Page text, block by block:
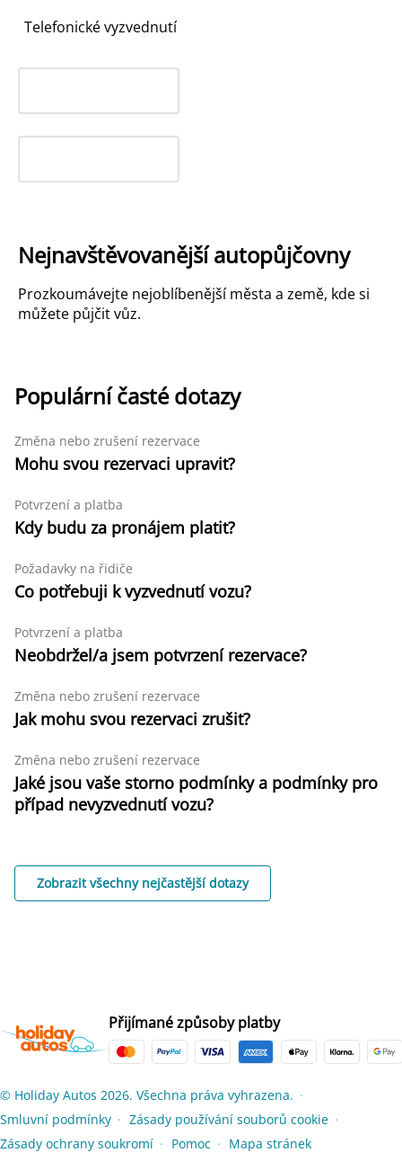
Telefonické vyzvednutí
Nejnavštěvovanější autopůjčovny
Prozkoumávejte nejoblíbenější města a země, kde si
můžete půjčit vůz.
Populární časté dotazy
Změna nebo zrušení rezervace
Mohu svou rezervaci upravit?
Potvrzení a platba
Kdy budu za pronájem platit?
Požadavky na řidiče
Co potřebuji k vyzvednutí vozu?
Potvrzení a platba
Neobdržel/a jsem potvrzení rezervace?
Změna nebo zrušení rezervace
Jak mohu svou rezervaci zrušit?
Změna nebo zrušení rezervace
Jaké jsou vaše storno podmínky a podmínky pro
případ nevyzvednutí vozu?
Zobrazit všechny nejčastější dotazy
Přijímané způsoby platby
© Holiday Autos 2026. Všechna práva vyhrazena. ●
Smluvní podmínky ● Zásady používání souborů cookie ●
Zásady ochrany soukromí ● Pomoc ● Mapa stránek